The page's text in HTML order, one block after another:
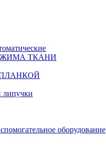
ТКАНИ
липучки
оборудование